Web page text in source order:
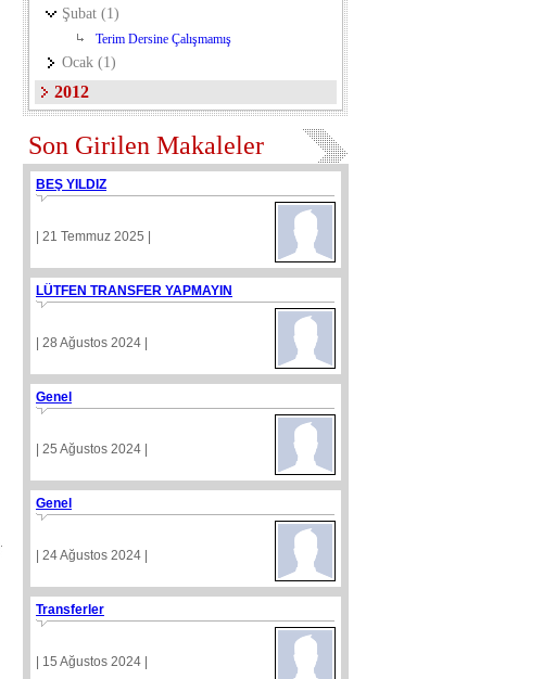
Şubat (1)
Terim Dersine Çalışmamış
Ocak (1)
2012
Son Girilen Makaleler
BEŞ YILDIZ
| 21 Temmuz 2025 |
LÜTFEN TRANSFER YAPMAYIN
| 28 Ağustos 2024 |
Genel
| 25 Ağustos 2024 |
Genel
| 24 Ağustos 2024 |
Transferler
| 15 Ağustos 2024 |